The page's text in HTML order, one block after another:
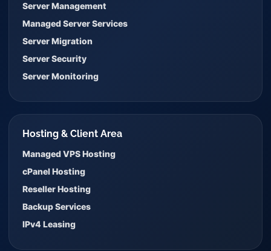
Server Management
Managed Server Services
Server Migration
Server Security
Server Monitoring
Hosting & Client Area
Managed VPS Hosting
cPanel Hosting
Reseller Hosting
Backup Services
IPv4 Leasing